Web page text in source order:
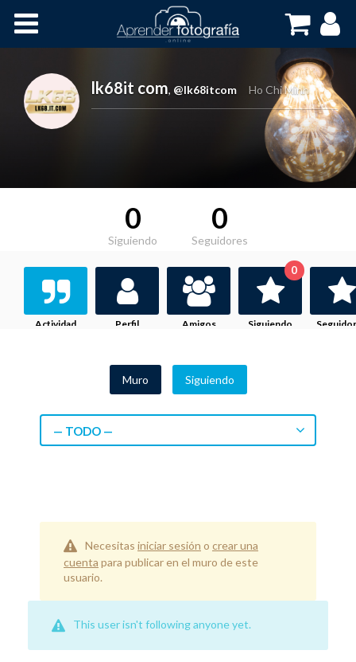
Cursos OnLine
lk68it com, @lk68itcom Ho Chi Minh
0
Siguiendo
0
Seguidores
Actividad Perfil Amigos Siguiendo
0
Muro Siguiendo
— TODO —
Necesitas iniciar sesión o crear una
cuenta para publicar en el muro de este
usuario.
This user isn't following anyone yet.